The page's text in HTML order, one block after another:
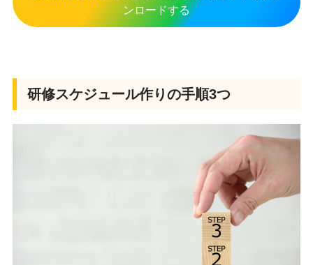
ンロードする
研修スケジュール作りの手順3つ